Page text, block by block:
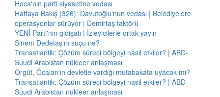
Hoca'nın parti siyasetine vedası
Haftaya Bakış (326): Davutoğlu'nun vedası | Belediyelere
operasyonlar sürüyor | Demirtaş faktörü
YENİ Parti'nin gidişatı | İzleyicilerle ortak yayın
Sinem Dedetaş'ın suçu ne?
Transatlantik: Çözüm süreci bölgeyi nasıl etkiler? | ABD-
Suudi Arabistan nükleer anlaşması
Örgüt, Öcalan'ın devletle vardığı mutabakata uyacak mı?
Transatlantik: Çözüm süreci bölgeyi nasıl etkiler? | ABD-
Suudi Arabistan nükleer anlaşması